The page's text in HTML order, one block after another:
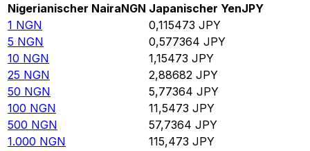
Nigerianischer NairaNGN Japanischer YenJPY
1 NGN 0,115473 JPY
5 NGN 0,577364 JPY
10 NGN 1,15473 JPY
25 NGN 2,88682 JPY
50 NGN 5,77364 JPY
100 NGN 11,5473 JPY
500 NGN 57,7364 JPY
1.000 NGN 115,473 JPY